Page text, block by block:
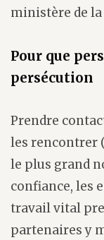
ministère de
Pour que
persécution
Prendre
les rencontrer
le plus grand
confiance, les
travail vital
partenaires y